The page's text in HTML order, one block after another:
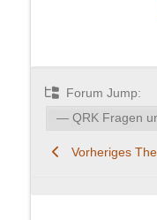
Forum Jump:
Vorheriges